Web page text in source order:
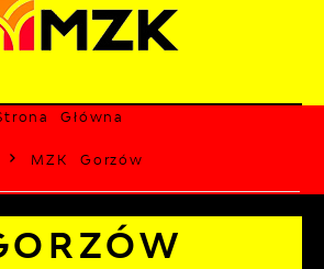
Główna
MZK Gorzów